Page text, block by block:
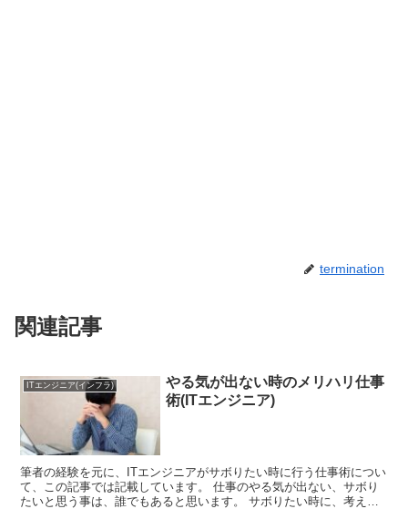
termination
関連記事
ITエンジニア(インフラ)
やる気が出ない時のメリハリ仕事
術(ITエンジニア)
筆者の経験を元に、ITエンジニアがサボりたい時に行う仕事術につい
て、この記事では記載しています。 仕事のやる気が出ない、サボり
たいと思う事は、誰でもあると思います。 サボりたい時に、考え方